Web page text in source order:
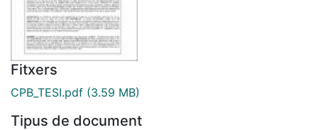
Fitxers
CPB_TESI.pdf (3.59 MB)
Tipus de document